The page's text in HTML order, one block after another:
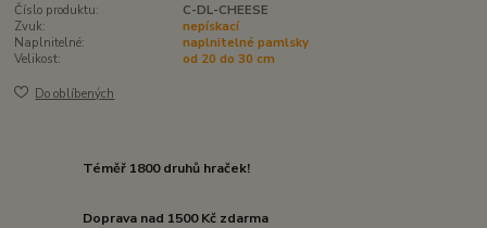
Číslo produktu:
C-DL-CHEESE
Zvuk:
nepískací
Naplnitelné:
naplnitelné pamlsky
Velikost:
od 20 do 30 cm
Do oblíbených
Téměř 1800 druhů hraček!
Doprava nad 1500 Kč zdarma